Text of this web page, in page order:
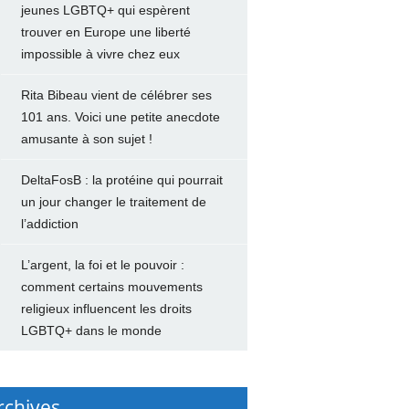
jeunes LGBTQ+ qui espèrent
trouver en Europe une liberté
impossible à vivre chez eux
Rita Bibeau vient de célébrer ses
101 ans. Voici une petite anecdote
amusante à son sujet !
DeltaFosB : la protéine qui pourrait
un jour changer le traitement de
l’addiction
L’argent, la foi et le pouvoir :
comment certains mouvements
religieux influencent les droits
LGBTQ+ dans le monde